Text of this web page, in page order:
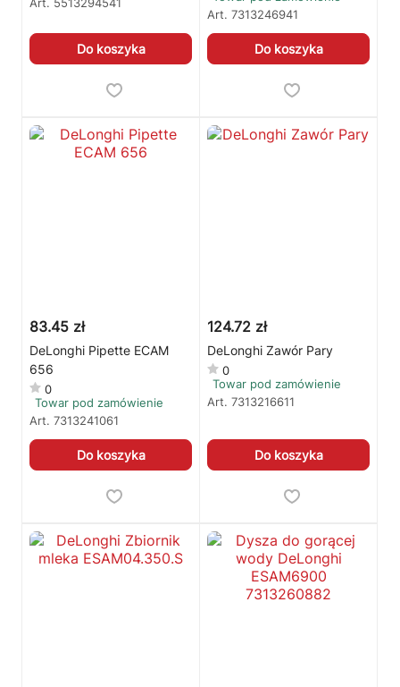
Do koszyka
Art. 7313246941
Do koszyka
83.45 zł
DeLonghi Pipette ECAM
656
0
Towar pod zamówienie
Art. 7313241061
Do koszyka
124.72 zł
DeLonghi Zawór Pary
0
Towar pod zamówienie
Art. 7313216611
Do koszyka